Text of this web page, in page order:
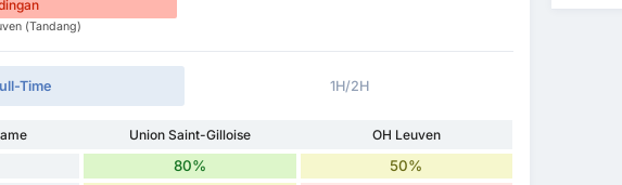
(Tandang)
Time 1H/2H
Union Saint-Gilloise
OH Leuven
80% 50%